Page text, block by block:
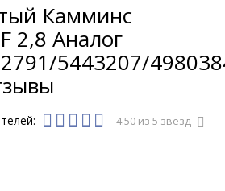
Камминс
2,8 Аналог
5443207/
4.50 из 5 звезд